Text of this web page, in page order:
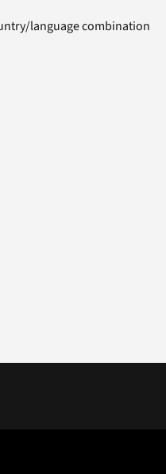
language combination